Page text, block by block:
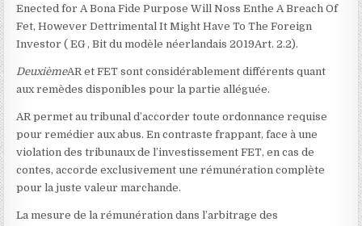
Enected for A Bona Fide Purpose Will Noss Enthe A Breach Of
Fet, However Dettrimental It Might Have To The Foreign
Investor ( EG , Bit du modèle néerlandais 2019Art. 2.2).
DeuxièmeAR et FET sont considérablement différents quant
aux remèdes disponibles pour la partie alléguée.
AR permet au tribunal d’accorder toute ordonnance requise
pour remédier aux abus. En contraste frappant, face à une
violation des tribunaux de l’investissement FET, en cas de
contes, accorde exclusivement une rémunération complète
pour la juste valeur marchande.
La mesure de la rémunération dans l’arbitrage des